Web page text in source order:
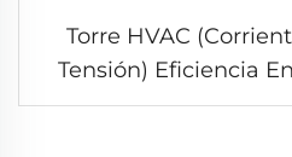
Torre HVAC
Tensión) Eficiencia